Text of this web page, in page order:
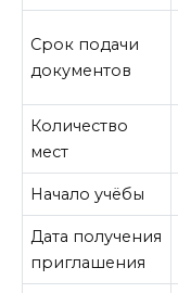
Срок подачи
документов
Количество
мест
Начало учёбы
Дата получения
приглашения